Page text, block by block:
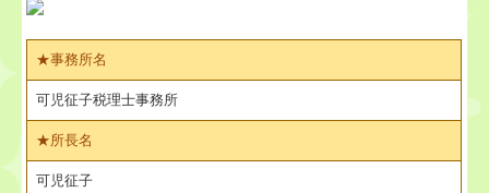
★事務所名
可児征子税理士事務所
★所長名
可児征子